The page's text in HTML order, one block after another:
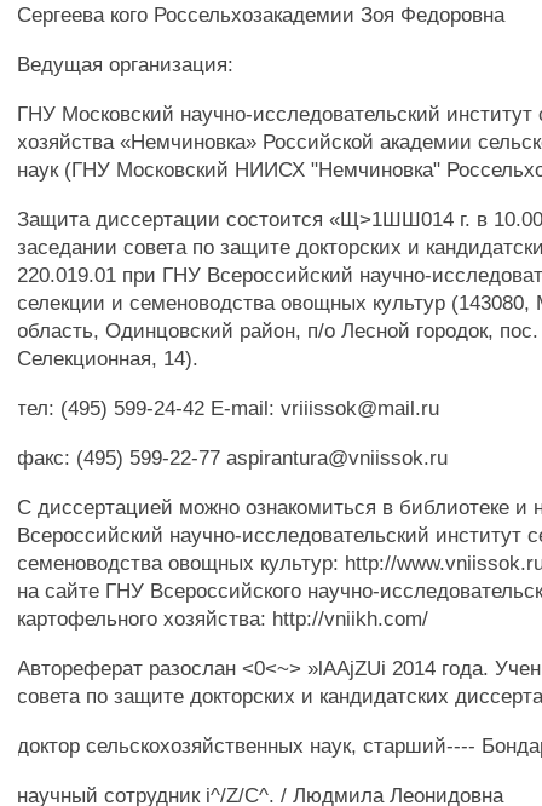
Сергеева кого Россельхозакадемии Зоя Федоровна
Ведущая организация:
ГНУ Московский научно-исследовательский институт
хозяйства «Немчиновка» Российской академии
наук (ГНУ Московский НИИСХ "Немчиновка"
Защита диссертации состоится «Щ>1ШШ014 г. в
заседании совета по защите докторских и
220.019.01 при ГНУ Всероссийский научно-
селекции и семеноводства овощных культур (143080,
область, Одинцовский район, п/о Лесной городок,
Селекционная, 14).
тел: (495) 599-24-42 E-mail: vriiissok@mail.ru
факс: (495) 599-22-77 aspirantura@vniissok.ru
С диссертацией можно ознакомиться в библиотеке и
Всероссийский научно-исследовательский институт
семеноводства овощных культур: http://
на сайте ГНУ Всероссийского научно-
картофельного хозяйства: http://vniikh.com/
Автореферат разослан <0<~> »lAAjZUi 2014 года.
совета по защите докторских и кандидатских
доктор сельскохозяйственных наук, старший----
научный сотрудник i^/Z/C^. / Людмила Леонидовна